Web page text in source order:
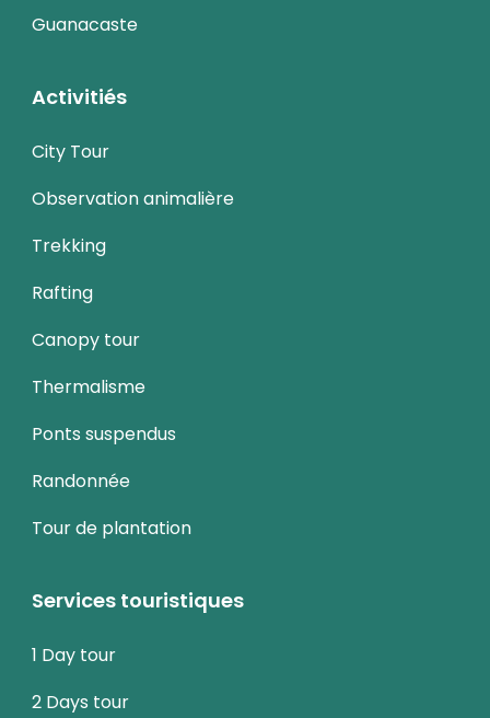
Guanacaste
Activitiés
City Tour
Observation animalière
Trekking
Rafting
Canopy tour
Thermalisme
Ponts suspendus
Randonnée
Tour de plantation
Services touristiques
1 Day tour
2 Days tour